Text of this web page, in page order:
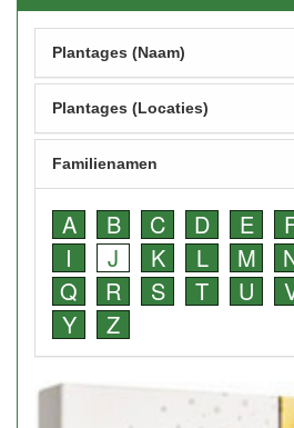
Plantages (Naam)
Plantages (Locaties)
Familienamen
A B C D E
I
J K L M
Q
R S T U
Y
Z